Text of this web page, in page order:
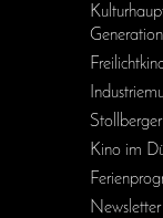
Kino im
Newsletter